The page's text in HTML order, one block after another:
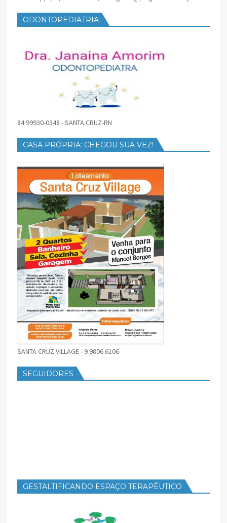
ODONTOPEDIATRIA
84 99930-0348 - SANTA CRUZ-RN
CASA PRÓPRIA: CHEGOU SUA VEZ!
SANTA CRUZ VILLAGE - 9 9806 6106
SEGUIDORES
GESTALTIFICANDO ESPAÇO TERAPÊUTICO